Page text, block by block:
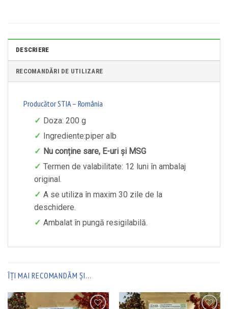
DESCRIERE
RECOMANDĂRI DE UTILIZARE
Producător STIA – România
Doza: 200 g
Ingrediente:piper alb
Nu conține sare, E-uri și MSG
Termen de valabilitate: 12 luni în ambalaj
original.
A se utiliza în maxim 30 zile de la
deschidere.
Ambalat în pungă resigilabilă.
ÎȚI MAI RECOMANDĂM ȘI…